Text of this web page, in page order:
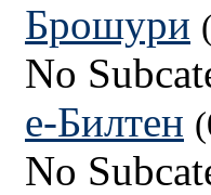
Брошури
No
е-Билтен
No